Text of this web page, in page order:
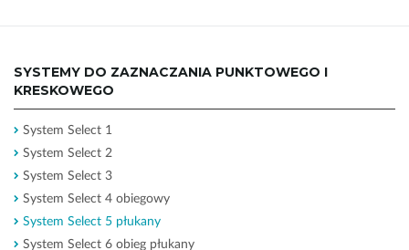
SYSTEMY DO ZAZNACZANIA PUNKTOWEGO I
KRESKOWEGO
System Select 1
System Select 2
System Select 3
System Select 4 obiegowy
System Select 5 płukany
System Select 6 obieg płukany